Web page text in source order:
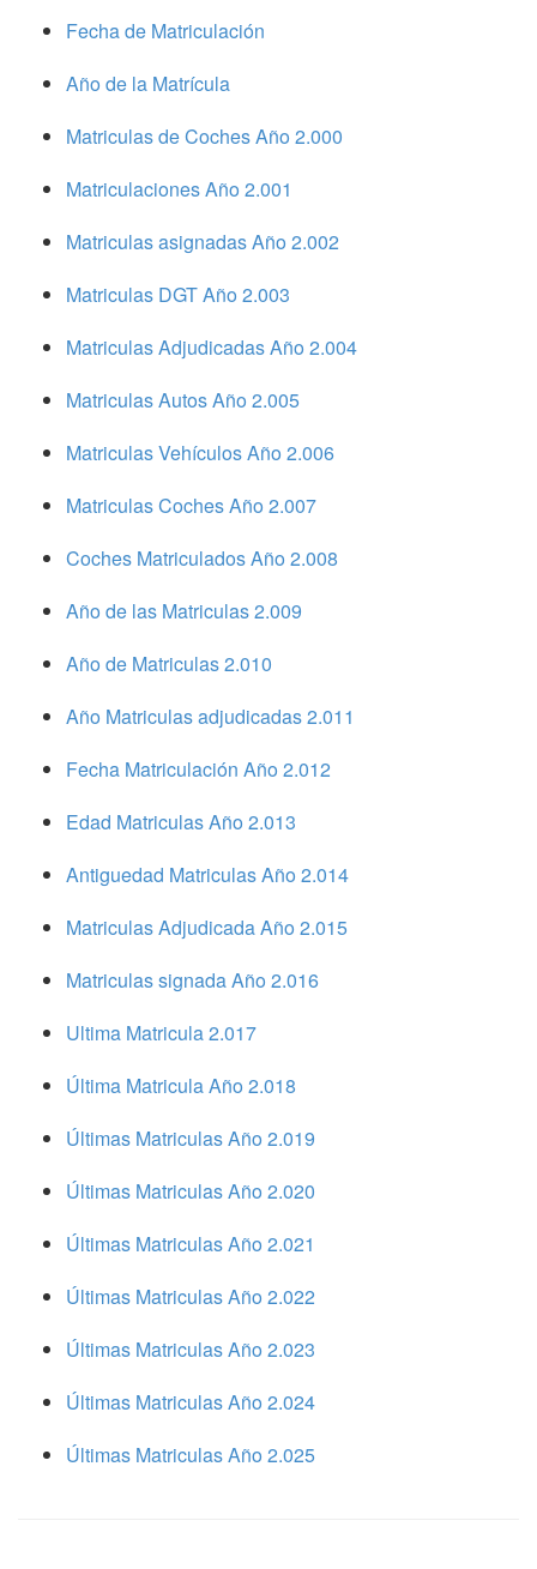
Fecha de Matriculación
Año de la Matrícula
Matriculas de Coches Año 2.000
Matriculaciones Año 2.001
Matriculas asignadas Año 2.002
Matriculas DGT Año 2.003
Matriculas Adjudicadas Año 2.004
Matriculas Autos Año 2.005
Matriculas Vehículos Año 2.006
Matriculas Coches Año 2.007
Coches Matriculados Año 2.008
Año de las Matriculas 2.009
Año de Matriculas 2.010
Año Matriculas adjudicadas 2.011
Fecha Matriculación Año 2.012
Edad Matriculas Año 2.013
Antiguedad Matriculas Año 2.014
Matriculas Adjudicada Año 2.015
Matriculas signada Año 2.016
Ultima Matricula 2.017
Última Matricula Año 2.018
Últimas Matriculas Año 2.019
Últimas Matriculas Año 2.020
Últimas Matriculas Año 2.021
Últimas Matriculas Año 2.022
Últimas Matriculas Año 2.023
Últimas Matriculas Año 2.024
Últimas Matriculas Año 2.025